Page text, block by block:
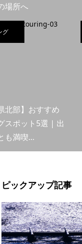
場所へ
グ
北部】おすすめ
スポット5選 | 出
も満喫…
ピックアップ記事